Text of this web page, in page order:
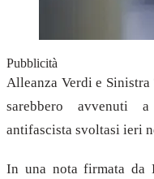
Pubblicità
Alleanza Verdi e
sarebbero avvenuti
antifascista svoltasi ieri
In una nota firmata da